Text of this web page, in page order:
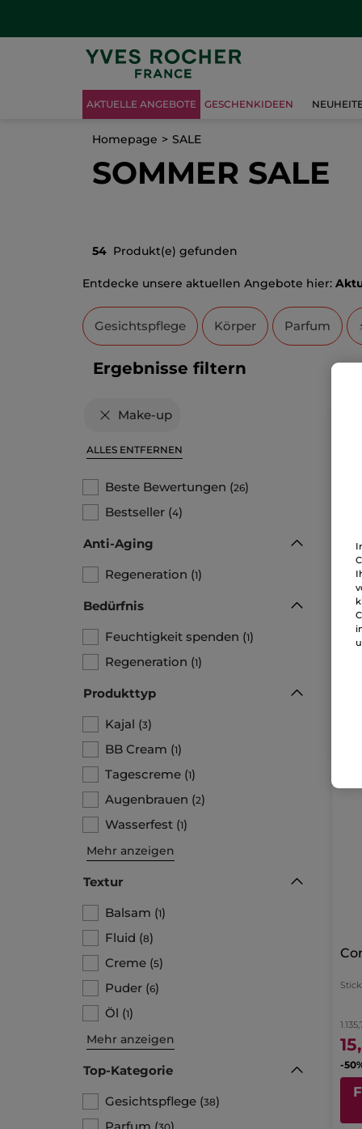
AKTUELLE ANGEBOTE GESCHENKIDEEN
Homepage SALE
SOMMER SALE
54 Produkt(e) gefunden
Entdecke unsere aktuellen Angebote hier:
Gesichtspflege Körper Parfum
Ergebnisse filtern
Make-up
ALLES ENTFERNEN
Beste Bewertungen (26)
Bestseller (4)
Anti-Aging
Regeneration (1)
Bedürfnis
Feuchtigkeit spenden (1)
Regeneration (1)
Produkttyp
Kajal (3)
BB Cream (1)
Tagescreme (1)
Augenbrauen (2)
Wasserfest (1)
Mehr anzeigen
Textur
Balsam (1)
Fluid (8)
Creme (5)
Puder (6)
Öl (1)
Mehr anzeigen
Top-Kategorie
Gesichtspflege (38)
Stift
Stick